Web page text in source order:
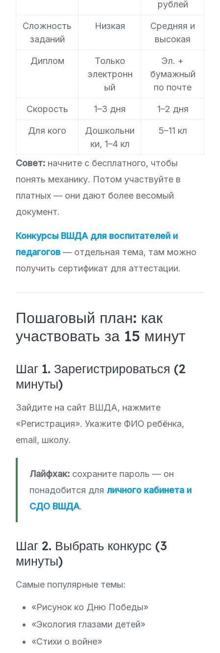
рублей
Сложность
заданий
Низкая
Средняя и
высокая
Диплом
Только
электронн
ый
Эл. +
бумажный
по почте
Скорость 1–3 дня 1–2 дня
Для кого
Дошкольни
ки, 1–4 кл
5–11 кл
Совет: начните с бесплатного, чтобы
понять механику. Потом участвуйте в
платных — они дают более весомый
документ.
Конкурсы ВШДА для воспитателей и
педагогов — отдельная тема, там можно
получить сертификат для аттестации.
Пошаговый план: как
участвовать за 15 минут
Шаг 1. Зарегистрироваться (2
минуты)
Зайдите на сайт ВШДА, нажмите
«Регистрация». Укажите ФИО ребёнка,
email, школу.
Лайфхак: сохраните пароль — он
понадобится для личного кабинета и
СДО ВШДА.
Шаг 2. Выбрать конкурс (3
минуты)
Самые популярные темы:
«Рисунок ко Дню Победы»
«Экология глазами детей»
«Стихи о войне»